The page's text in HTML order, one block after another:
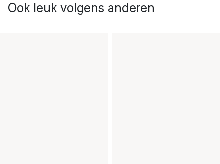
Ook leuk volgens anderen